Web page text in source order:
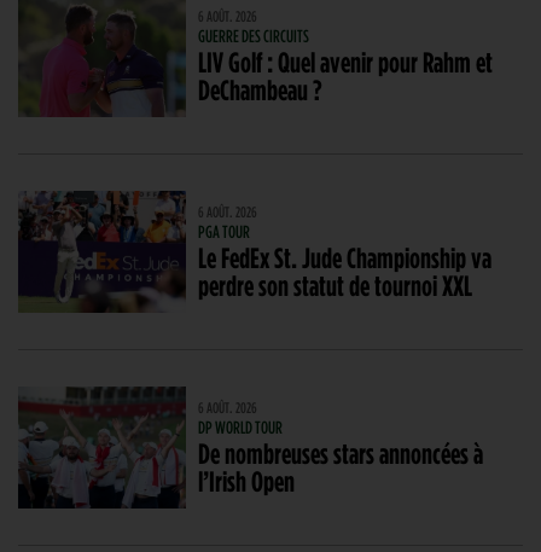
6 AOÛT. 2026
GUERRE DES CIRCUITS
LIV Golf : Quel avenir pour Rahm et
DeChambeau ?
6 AOÛT. 2026
PGA TOUR
Le FedEx St. Jude Championship va
perdre son statut de tournoi XXL
6 AOÛT. 2026
DP WORLD TOUR
De nombreuses stars annoncées à
l’Irish Open